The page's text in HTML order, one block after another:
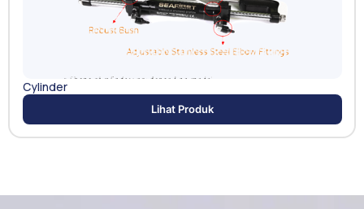
Cylinder
Lihat Produk